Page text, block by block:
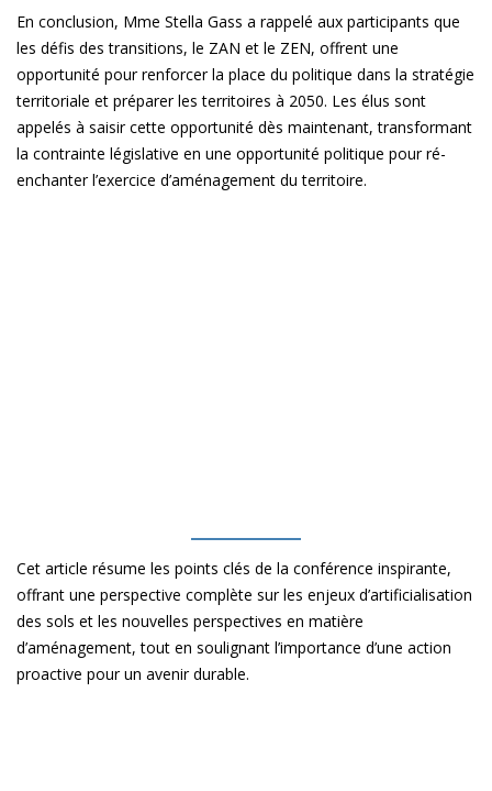
En conclusion, Mme Stella Gass a rappelé aux participants que
les défis des transitions, le ZAN et le ZEN, offrent une
opportunité pour renforcer la place du politique dans la stratégie
territoriale et préparer les territoires à 2050. Les élus sont
appelés à saisir cette opportunité dès maintenant, transformant
la contrainte législative en une opportunité politique pour ré-
enchanter l’exercice d’aménagement du territoire.
Cet article résume les points clés de la conférence inspirante,
offrant une perspective complète sur les enjeux d’artificialisation
des sols et les nouvelles perspectives en matière
d’aménagement, tout en soulignant l’importance d’une action
proactive pour un avenir durable.